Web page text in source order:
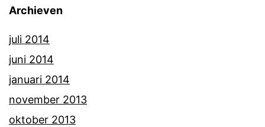
Archieven
juli 2014
juni 2014
januari 2014
november 2013
oktober 2013